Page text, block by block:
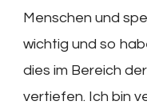
Menschen und
wichtig und so
dies im Bereich
vertiefen. Ich bin